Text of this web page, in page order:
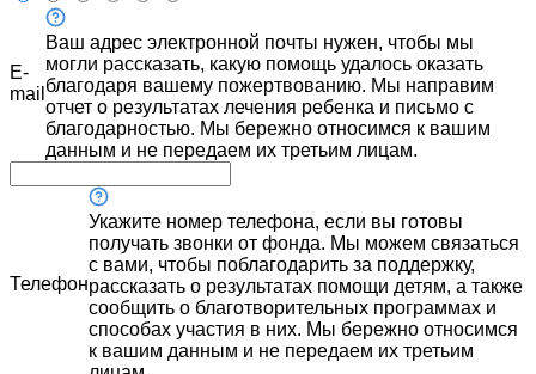
E-
mail
Ваш адрес электронной почты нужен, чтобы мы
могли рассказать, какую помощь удалось оказать
благодаря вашему пожертвованию. Мы направим
отчет о результатах лечения ребенка и письмо с
благодарностью. Мы бережно относимся к вашим
данным и не передаем их третьим лицам.
Телефон
Укажите номер телефона, если вы готовы
получать звонки от фонда. Мы можем связаться
с вами, чтобы поблагодарить за поддержку,
рассказать о результатах помощи детям, а также
сообщить о благотворительных программах и
способах участия в них. Мы бережно относимся
к вашим данным и не передаем их третьим